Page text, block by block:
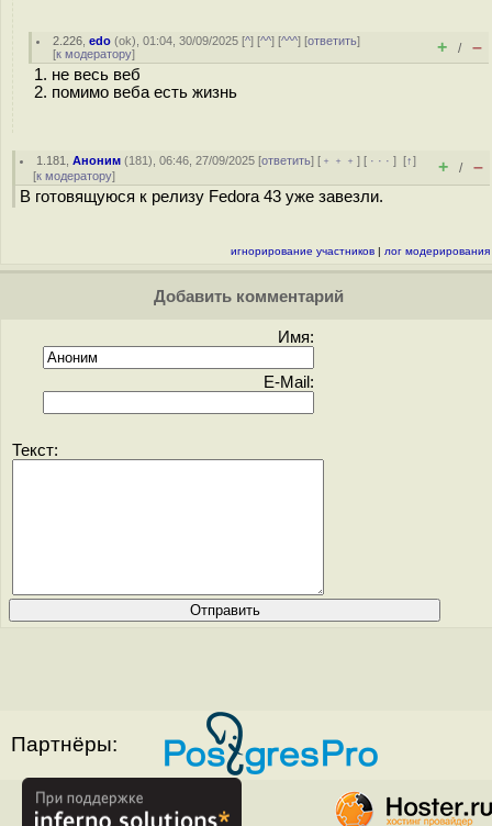
2.226 ,edo (ok), 01:04, 30/09/2025 [^] [^^] [^^^] [ответить]
[к модератору] + / –
1. не весь веб
2. помимо веба есть жизнь
1.181 ,Аноним (181), 06:46, 27/09/2025 [ответить] [ ﹢﹢﹢] [ · · ·][↑]
[к модератору] + / –
В готовящуюся к релизу Fedora 43 уже завезли.
игнорирование участников | лог модерирования
Добавить комментарий
Имя:
E-Mail:
Текст:
Партнёры: